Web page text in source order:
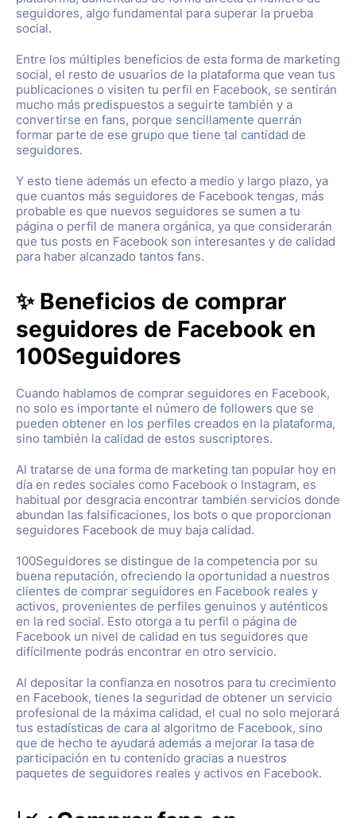
seguidores, algo fundamental para superar la prueba
social.
Entre los múltiples beneficios de esta forma de marketing
social, el resto de usuarios de la plataforma que vean tus
publicaciones o visiten tu perfil en Facebook, se sentirán
mucho más predispuestos a seguirte también y a
convertirse en fans, porque sencillamente querrán
formar parte de ese grupo que tiene tal cantidad de
seguidores.
Y esto tiene además un efecto a medio y largo plazo, ya
que cuantos más seguidores de Facebook tengas, más
probable es que nuevos seguidores se sumen a tu
página o perfil de manera orgánica, ya que considerarán
que tus posts en Facebook son interesantes y de calidad
para haber alcanzado tantos fans.
✨ Beneficios de comprar
seguidores de Facebook en
100Seguidores
Cuando hablamos de comprar seguidores en Facebook,
no solo es importante el número de followers que se
pueden obtener en los perfiles creados en la plataforma,
sino también la calidad de estos suscriptores.
Al tratarse de una forma de marketing tan popular hoy en
día en redes sociales como Facebook o Instagram, es
habitual por desgracia encontrar también servicios donde
abundan las falsificaciones, los bots o que proporcionan
seguidores Facebook de muy baja calidad.
100Seguidores se distingue de la competencia por su
buena reputación, ofreciendo la oportunidad a nuestros
clientes de comprar seguidores en Facebook reales y
activos, provenientes de perfiles genuinos y auténticos
en la red social. Esto otorga a tu perfil o página de
Facebook un nivel de calidad en tus seguidores que
difícilmente podrás encontrar en otro servicio.
Al depositar la confianza en nosotros para tu crecimiento
en Facebook, tienes la seguridad de obtener un servicio
profesional de la máxima calidad, el cual no solo mejorará
tus estadísticas de cara al algoritmo de Facebook, sino
que de hecho te ayudará además a mejorar la tasa de
participación en tu contenido gracias a nuestros
paquetes de seguidores reales y activos en Facebook.